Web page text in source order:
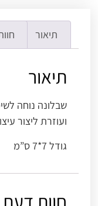
תיאור
תיאור
שבלונה נוחה
ועוזרת ליצור
גודל 7*7 ס”מ